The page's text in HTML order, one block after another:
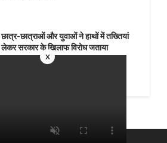
x
छात्र-छात्राओं और युवाओं ने हाथों में तख्तियां
लेकर सरकार के खिलाफ विरोध जताया
July 24, 2026